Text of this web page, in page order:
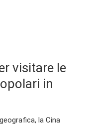
visitare le
in
la Cina